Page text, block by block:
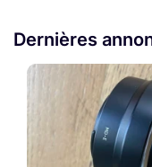
Dernières